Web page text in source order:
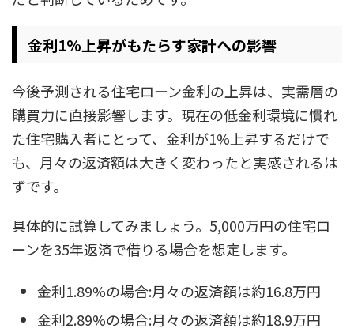
金利1%上昇がもたらす家計への影響
今後予測される住宅ローン金利の上昇は、実需層の
購買力に直接影響します。現在の低金利環境に慣れ
た住宅購入者にとって、金利が1%上昇するだけで
も、月々の返済額は大きく変わったと実感されるは
ずです。
具体的に試算してみましょう。5,000万円の住宅ロ
ーンを35年返済で借りる場合を想定します。
金利1.89%の場合:月々の返済額は約16.8万円
金利2.89%の場合:月々の返済額は約18.9万円